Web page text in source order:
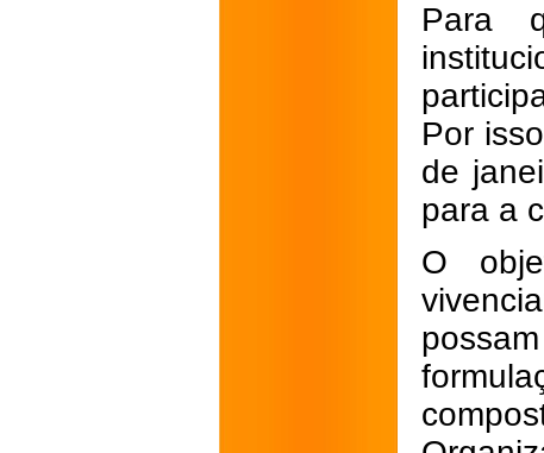
Para
Por
de
para a
O